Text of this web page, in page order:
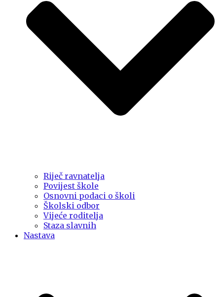
Riječ ravnatelja
Povijest škole
Osnovni podaci o školi
Školski odbor
Vijeće roditelja
Staza slavnih
Nastava